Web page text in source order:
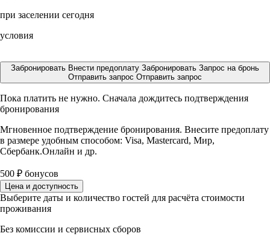
при заселении сегодня
условия
Забронировать Внести предоплату Забронировать Запрос на бронь
Отправить запрос Отправить запрос
Пока платить не нужно. Сначала дождитесь подтверждения
бронирования
Мгновенное подтверждение бронирования. Внесите предоплату
в размере удобным способом: Visa, Mastercard, Мир,
Сбербанк.Онлайн и др.
500 ₽ бонусов
Цена и доступность
Выберите даты и количество гостей для расчёта стоимости
проживания
Без комиссии и сервисных сборов